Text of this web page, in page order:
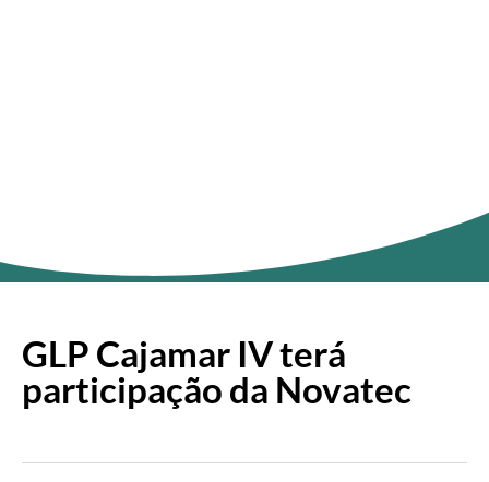
GLP Cajamar IV terá
participação da Novatec